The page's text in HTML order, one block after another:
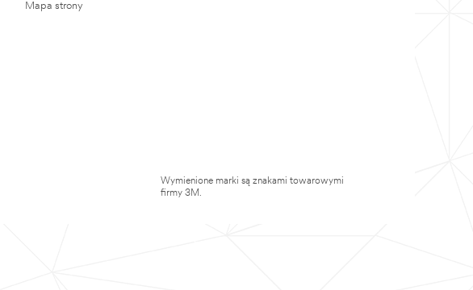
Mapa strony
Wymienione marki są znakami towarowymi
firmy 3M.